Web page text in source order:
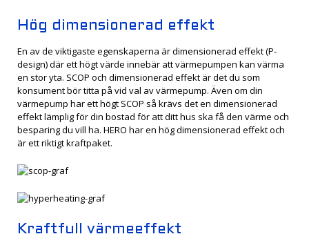
Hög dimensionerad effekt
En av de viktigaste egenskaperna är dimensionerad effekt (P-
design) där ett högt värde innebär att värmepumpen kan värma
en stor yta. SCOP och dimensionerad effekt är det du som
konsument bör titta på vid val av värmepump. Även om din
värmepump har ett högt SCOP så krävs det en dimensionerad
effekt lämplig för din bostad för att ditt hus ska få den värme och
besparing du vill ha. HERO har en hög dimensionerad effekt och
är ett riktigt kraftpaket.
Kraftfull värmeeffekt